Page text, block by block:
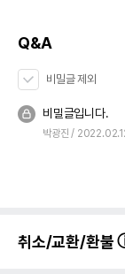
Q&A
비밀글 제외
비밀글입니다.
박광진
취소/교환/환불